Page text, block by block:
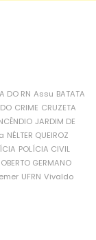
DO RN Assu BATATA
CRIME CRUZETA
JARDIM DE
NÉLTER QUEIROZ
POLÍCIA CIVIL
GERMANO
UFRN Vivaldo